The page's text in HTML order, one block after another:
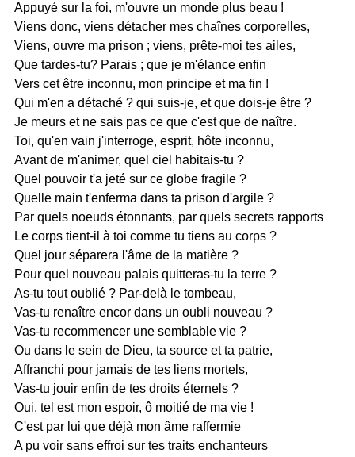
Appuyé sur la foi, m'ouvre un monde plus beau !
Viens donc, viens détacher mes chaînes corporelles,
Viens, ouvre ma prison ; viens, prête-moi tes ailes,
Que tardes-tu? Parais ; que je m'élance enfin
Vers cet être inconnu, mon principe et ma fin !
Qui m'en a détaché ? qui suis-je, et que dois-je être ?
Je meurs et ne sais pas ce que c'est que de naître.
Toi, qu'en vain j'interroge, esprit, hôte inconnu,
Avant de m'animer, quel ciel habitais-tu ?
Quel pouvoir t'a jeté sur ce globe fragile ?
Quelle main t'enferma dans ta prison d'argile ?
Par quels noeuds étonnants, par quels secrets rapports
Le corps tient-il à toi comme tu tiens au corps ?
Quel jour séparera l'âme de la matière ?
Pour quel nouveau palais quitteras-tu la terre ?
As-tu tout oublié ? Par-delà le tombeau,
Vas-tu renaître encor dans un oubli nouveau ?
Vas-tu recommencer une semblable vie ?
Ou dans le sein de Dieu, ta source et ta patrie,
Affranchi pour jamais de tes liens mortels,
Vas-tu jouir enfin de tes droits éternels ?
Oui, tel est mon espoir, ô moitié de ma vie !
C'est par lui que déjà mon âme raffermie
A pu voir sans effroi sur tes traits enchanteurs